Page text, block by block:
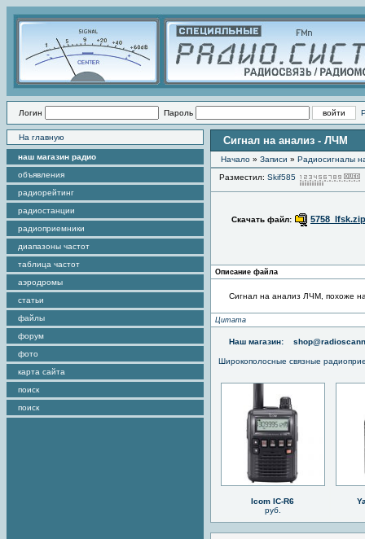
Логин Пароль
На главную
наш магазин радио
объявления
радиорейтинг
радиостанции
радиоприемники
диапазоны частот
таблица частот
аэродромы
статьи
файлы
форум
фото
карта сайта
поиск
поиск
Сигнал на анализ - ЛЧМ
Начало » Записи » Радиоcигналы
Разместил: Skif585
Скачать файл: 5758_lfsk.zip
Описание файла
Сигнал на анализ ЛЧМ, похоже
Цитата
Наш магазин:
Широкополосные связные
Icom IC-R6
руб.